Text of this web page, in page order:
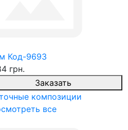
Код-9693
грн.
Заказать
композиции
все